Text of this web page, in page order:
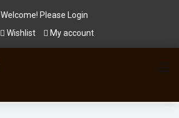
Welcome! Please
Login
Wishlist
My account